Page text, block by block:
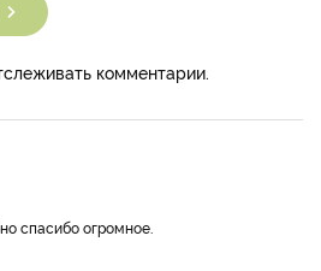
комментарии.
спасибо огромное.